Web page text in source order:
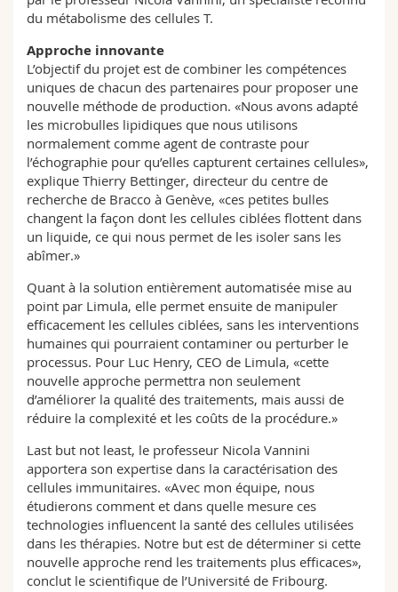
du métabolisme des cellules T.
Approche innovante
L’objectif du projet est de combiner les compétences
uniques de chacun des partenaires pour proposer une
nouvelle méthode de production. «Nous avons adapté
les microbulles lipidiques que nous utilisons
normalement comme agent de contraste pour
l’échographie pour qu’elles capturent certaines cellules»,
explique Thierry Bettinger, directeur du centre de
recherche de Bracco à Genève, «ces petites bulles
changent la façon dont les cellules ciblées flottent dans
un liquide, ce qui nous permet de les isoler sans les
abîmer.»
Quant à la solution entièrement automatisée mise au
point par Limula, elle permet ensuite de manipuler
efficacement les cellules ciblées, sans les interventions
humaines qui pourraient contaminer ou perturber le
processus. Pour Luc Henry, CEO de Limula, «cette
nouvelle approche permettra non seulement
d’améliorer la qualité des traitements, mais aussi de
réduire la complexité et les coûts de la procédure.»
Last but not least, le professeur Nicola Vannini
apportera son expertise dans la caractérisation des
cellules immunitaires. «Avec mon équipe, nous
étudierons comment et dans quelle mesure ces
technologies influencent la santé des cellules utilisées
dans les thérapies. Notre but est de déterminer si cette
nouvelle approche rend les traitements plus efficaces»,
conclut le scientifique de l’Université de Fribourg.